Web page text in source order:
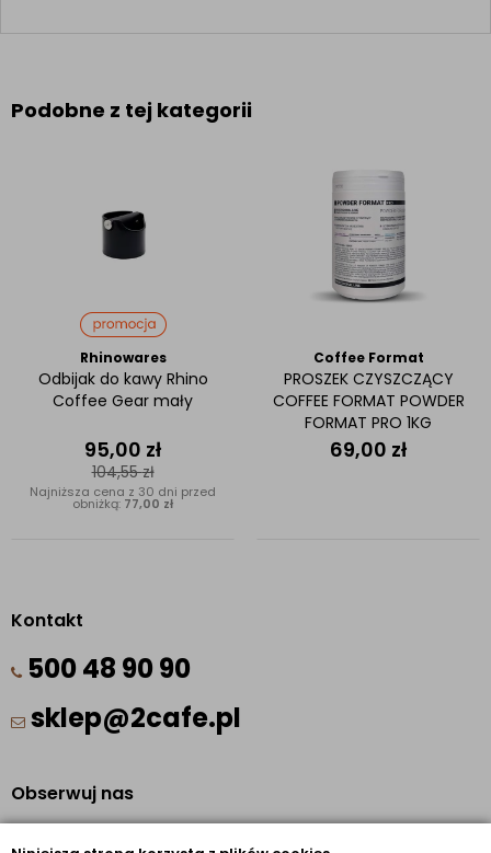
Podobne z tej kategorii
Rhinowares
Odbijak do kawy Rhino
Coffee Gear mały
95,00 zł
104,55zł
Najniższa cena z 30 dni przed
obniżką: 77,00 zł
Coffee Format
PROSZEK CZYSZCZĄCY
COFFEE FORMAT POWDER
FORMAT PRO 1KG
69,00 zł
Kontakt
500 48 90 90
sklep@2cafe.pl
Obserwuj nas